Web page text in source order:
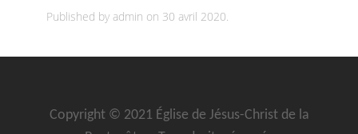
Published by admin on 30 avril 2020.
Copyright © 2021 Église de Jésus-Christ de la